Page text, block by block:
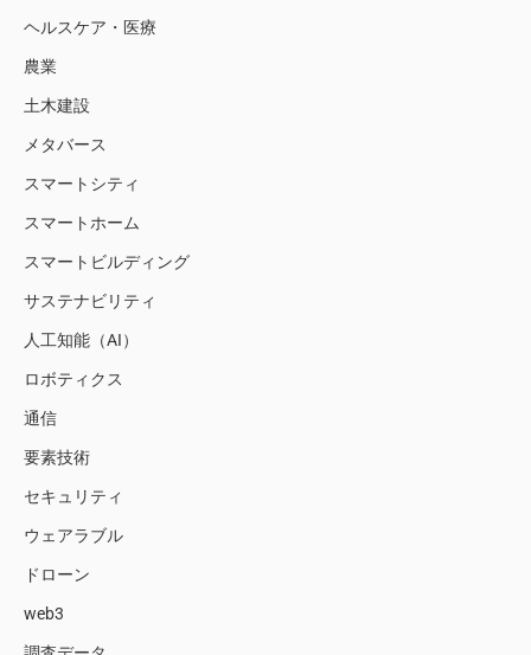
ヘルスケア・医療
農業
土木建設
メタバース
スマートシティ
スマートホーム
スマートビルディング
サステナビリティ
人工知能（AI）
ロボティクス
通信
要素技術
セキュリティ
ウェアラブル
ドローン
web3